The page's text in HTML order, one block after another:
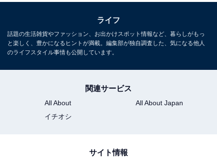
ライフ
話題の生活雑貨やファッション、お出かけスポット情報など、暮らしがもっ
と楽しく、豊かになるヒントが満載。編集部が独自調査した、気になる他人
のライフスタイル事情も公開しています。
関連サービス
All About
All About Japan
イチオシ
サイト情報